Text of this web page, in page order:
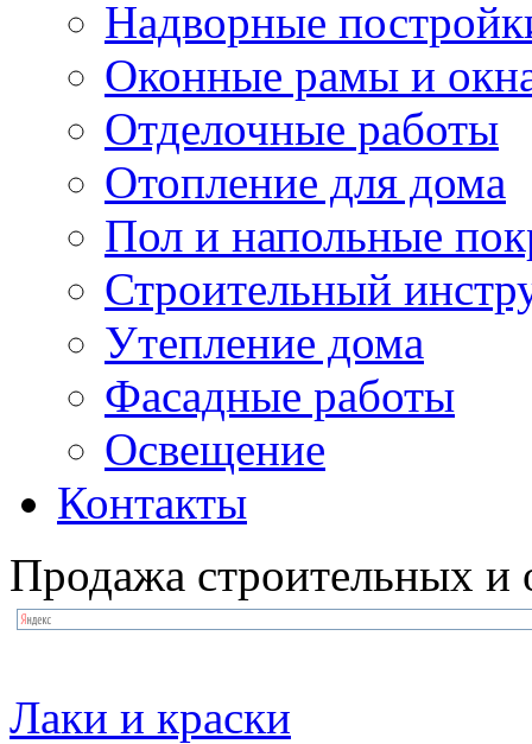
Надворные
Оконные рамы и
Отделочные работы
Отопление для дома
Пол и напольные
Строительный
Утепление дома
Фасадные работы
Освещение
Контакты
Продажа строительных и
Лаки и краски